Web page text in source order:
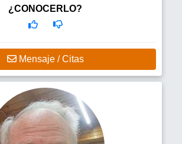
¿CONOCERLO?
Mensaje / Citas